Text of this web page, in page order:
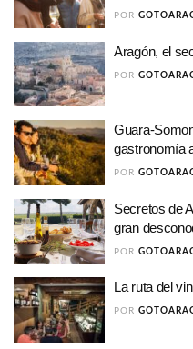
POR
Aragón, el
POR
Guara-
gastronomía
POR
Secretos de
gran
POR
La ruta del
POR